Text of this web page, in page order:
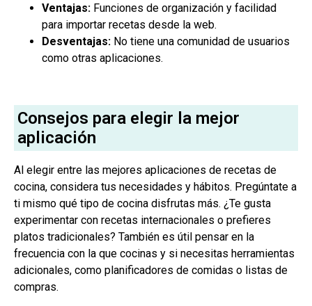
Ventajas: Funciones de organización y facilidad
para importar recetas desde la web.
Desventajas: No tiene una comunidad de usuarios
como otras aplicaciones.
Consejos para elegir la mejor
aplicación
Al elegir entre las mejores aplicaciones de recetas de
cocina, considera tus necesidades y hábitos. Pregúntate a
ti mismo qué tipo de cocina disfrutas más. ¿Te gusta
experimentar con recetas internacionales o prefieres
platos tradicionales? También es útil pensar en la
frecuencia con la que cocinas y si necesitas herramientas
adicionales, como planificadores de comidas o listas de
compras.